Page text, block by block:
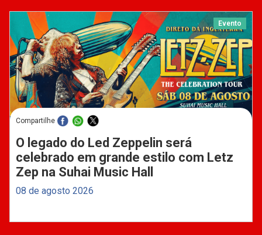
Evento
Compartilhe
O legado do Led Zeppelin será
celebrado em grande estilo com Letz
Zep na Suhai Music Hall
08 de agosto 2026